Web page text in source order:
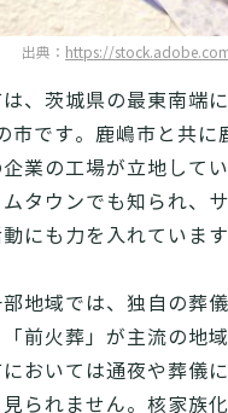
出典： https://
、茨城県の最東南端
市です。鹿嶋市と共に
業の工場が立地して
タウンでも知られ、
にも力を入れています
地域では、独自の葬
前火葬」が主流の地
おいては通夜や葬儀
られません。核家族